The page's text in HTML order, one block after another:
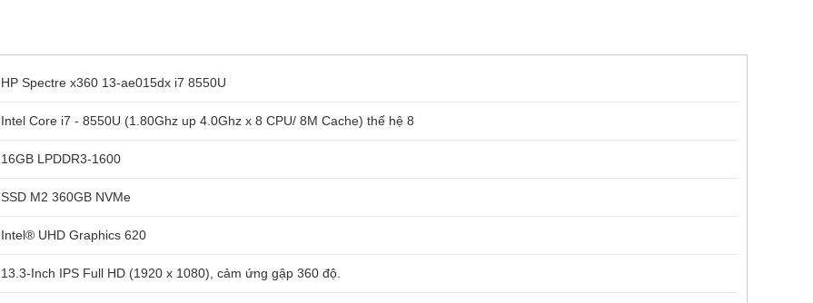
HP Spectre x360 13-ae015dx i7 8550U
Intel Core i7 - 8550U (1.80Ghz up 4.0Ghz x 8 CPU/ 8M Cache) thế hệ 8
16GB LPDDR3-1600
SSD M2 360GB NVMe
Intel® UHD Graphics 620
13.3-Inch IPS Full HD (1920 x 1080), cảm ứng gập 360 độ.